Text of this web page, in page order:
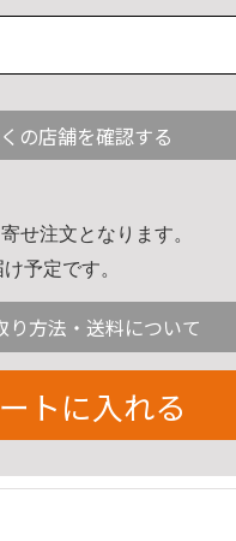
の店舗を確認する
せ注文となります。
予定です。
り方法・送料について
トに入れる